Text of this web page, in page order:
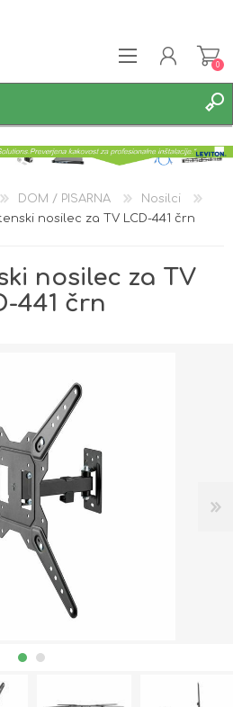
0
DOM / PISARNA
Nosilci
nosilec za TV LCD-441 črn
nosilec za TV
441 črn